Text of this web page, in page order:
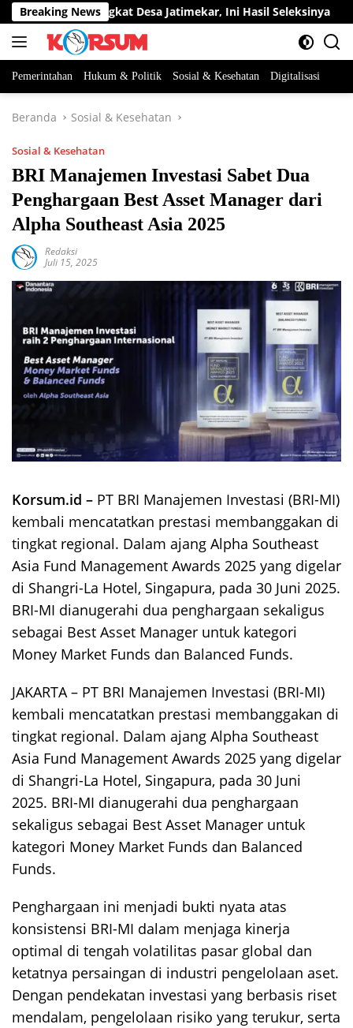
Langsung
ke
konten
Breaking News
Perangkat Desa Jatimekar, Ini Hasil Seleksinya
Pemerintahan Hukum & Politik Sosial & Kesehatan Digitalisasi
Beranda Sosial & Kesehatan
Sosial & Kesehatan
BRI Manajemen Investasi Sabet Dua
Penghargaan Best Asset Manager dari
Alpha Southeast Asia 2025
Redaksi
Juli 15, 2025
Korsum.id – PT BRI Manajemen Investasi (BRI-MI)
kembali mencatatkan prestasi membanggakan di
tingkat regional. Dalam ajang Alpha Southeast
Asia Fund Management Awards 2025 yang digelar
di Shangri-La Hotel, Singapura, pada 30 Juni 2025.
BRI-MI dianugerahi dua penghargaan sekaligus
sebagai Best Asset Manager untuk kategori
Money Market Funds dan Balanced Funds.
JAKARTA – PT BRI Manajemen Investasi (BRI-MI)
kembali mencatatkan prestasi membanggakan di
tingkat regional. Dalam ajang Alpha Southeast
Asia Fund Management Awards 2025 yang digelar
di Shangri-La Hotel, Singapura, pada 30 Juni
2025. BRI-MI dianugerahi dua penghargaan
sekaligus sebagai Best Asset Manager untuk
kategori Money Market Funds dan Balanced
Funds.
Penghargaan ini menjadi bukti nyata atas
konsistensi BRI-MI dalam menjaga kinerja
optimal di tengah volatilitas pasar global dan
ketatnya persaingan di industri pengelolaan aset.
Dengan pendekatan investasi yang berbasis riset
mendalam, pengelolaan risiko yang terukur, serta